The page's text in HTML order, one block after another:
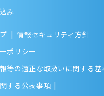
み
情報セキュリティ方針
ポリシー
等の適正な取扱いに関する基
する公表事項